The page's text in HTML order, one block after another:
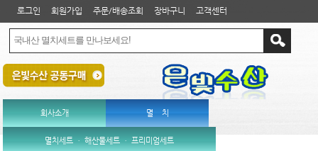
로그인 회원가입 주문/배송조회 장바구니 고객센터
회사소개 멸 치
멸치세트 ㆍ 해산물세트 ㆍ 프리미엄세트